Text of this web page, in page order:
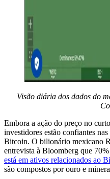
Visão diária dos dados do
Embora a ação do preço no
investidores estão confiantes
Bitcoin. O bilionário mexicano
entrevista à Bloomberg que
está em ativos relacionados ao
são compostos por ouro e